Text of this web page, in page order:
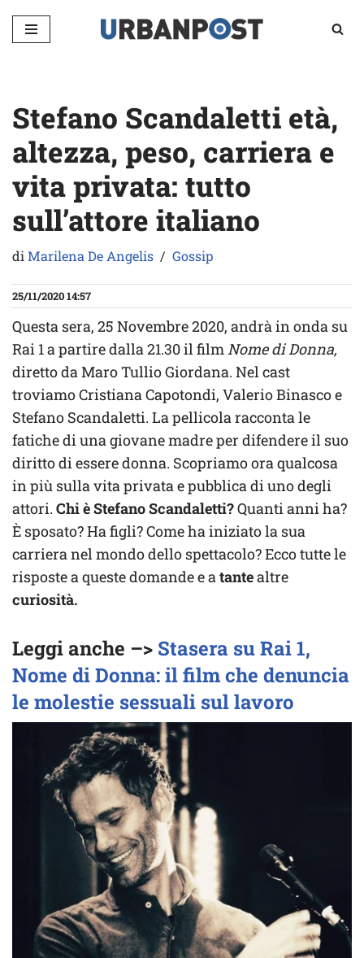
Vai
Stefano Scandaletti età,
altezza, peso, carriera e
vita privata: tutto
sull’attore italiano
diMarilena De Angelis Gossip
25/11/2020 14:57
Questa sera, 25 Novembre 2020, andrà in onda su
Rai 1 a partire dalla 21.30 il filmNome di Donna,
diretto da Maro Tullio Giordana. Nel cast
troviamo Cristiana Capotondi, Valerio Binasco e
Stefano Scandaletti. La pellicola racconta le
fatiche di una giovane madre per difendere il suo
diritto di essere donna. Scopriamo ora qualcosa
in più sulla vita privata e pubblica di uno degli
attori. Chi è Stefano Scandaletti?Quanti anni ha?
È sposato? Ha figli? Come ha iniziato la sua
carriera nel mondo dello spettacolo? Ecco tutte le
risposte a queste domande e atantealtre
curiosità.
Leggi anche –> Stasera su Rai 1,
Nome di Donna: il film che denuncia
le molestie sessuali sul lavoro